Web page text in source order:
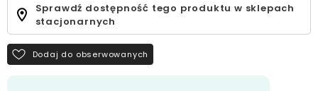
Sprawdź dostępność tego produktu w sklepach
stacjonarnych
Dodaj do obserwowanych